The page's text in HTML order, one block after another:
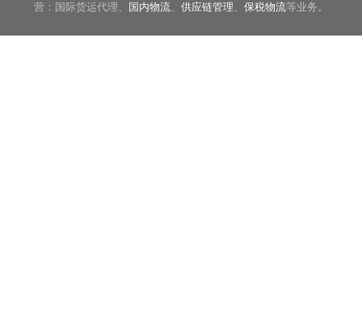
营：国际货运代理、
国内物流、 供应链管理 、 保税物流等业务。